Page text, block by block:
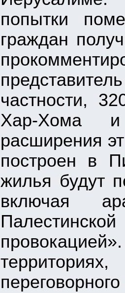
попытки
граждан
частности,
Хар-Хома и
расширения
построен в
жилья будут
включая